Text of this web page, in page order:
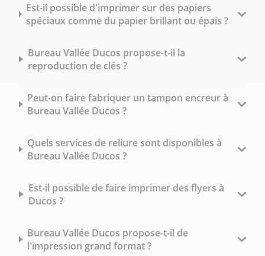
Est-il possible d'imprimer sur des papiers
spéciaux comme du papier brillant ou épais ?
Bureau Vallée Ducos propose-t-il la
reproduction de clés ?
Peut-on faire fabriquer un tampon encreur à
Bureau Vallée Ducos ?
Quels services de reliure sont disponibles à
Bureau Vallée Ducos ?
Est-il possible de faire imprimer des flyers à
Ducos ?
Bureau Vallée Ducos propose-t-il de
l'impression grand format ?